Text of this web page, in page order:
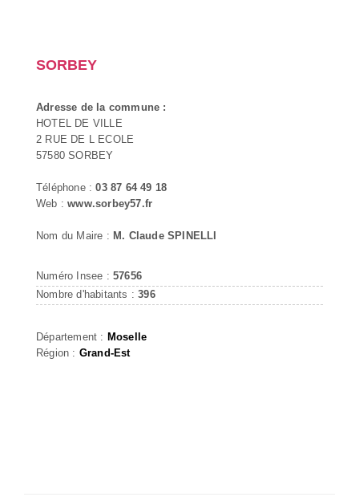
SORBEY
Adresse de la commune :
HOTEL DE VILLE
2 RUE DE L ECOLE
57580 SORBEY
Téléphone :03 87 64 49 18
Web :www.sorbey57.fr
Nom du Maire : M. Claude SPINELLI
Numéro Insee : 57656
Nombre d'habitants :396
Département : Moselle
Région : Grand-Est